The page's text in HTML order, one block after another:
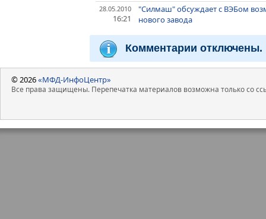
28.05.2010
16:21
"Силмаш" обсуждает с ВЭБом
нового завода
Комментарии отключены.
© 2026«МФД-ИнфоЦентр»
Все права защищены. Перепечатка материалов возможна только со